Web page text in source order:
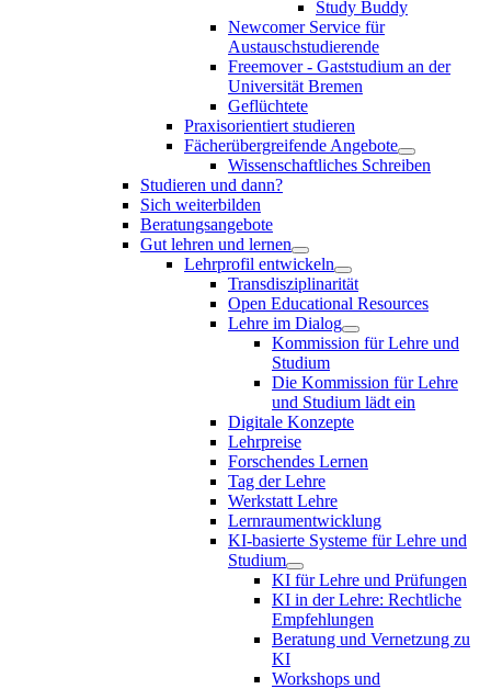
Study Buddy
Newcomer Service für
Austauschstudierende
Freemover - Gaststudium an der
Universität Bremen
Geflüchtete
Praxisorientiert studieren
Fächerübergreifende Angebote
Wissenschaftliches Schreiben
Studieren und dann?
Sich weiterbilden
Beratungsangebote
Gut lehren und lernen
Lehrprofil entwickeln
Transdisziplinarität
Open Educational Resources
Lehre im Dialog
Kommission für Lehre und
Studium
Die Kommission für Lehre
und Studium lädt ein
Digitale Konzepte
Lehrpreise
Forschendes Lernen
Tag der Lehre
Werkstatt Lehre
Lernraumentwicklung
KI-basierte Systeme für Lehre und
Studium
KI für Lehre und Prüfungen
KI in der Lehre: Rechtliche
Empfehlungen
Beratung und Vernetzung zu
KI
Workshops und